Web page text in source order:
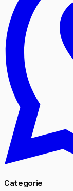
Categorie